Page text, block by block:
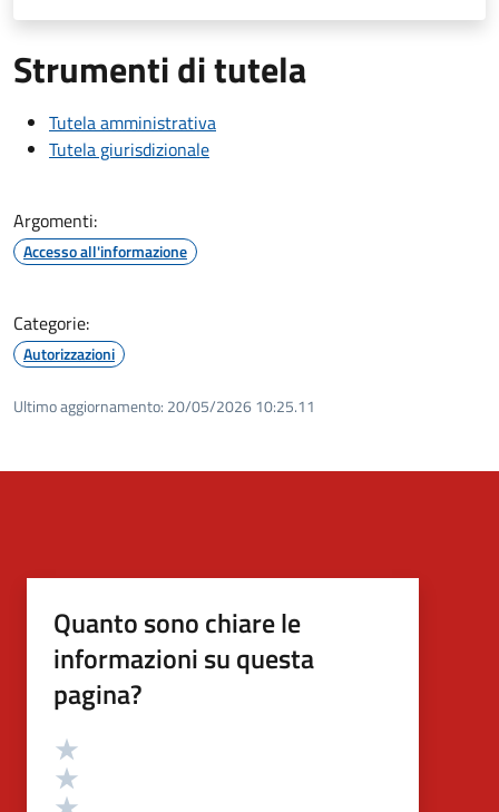
Strumenti di tutela
Tutela amministrativa
Tutela giurisdizionale
Argomenti:
Accesso all'informazione
Categorie:
Autorizzazioni
Ultimo aggiornamento: 20/05/2026 10:25.11
Quanto sono chiare le
informazioni su questa
pagina?
Valutazione